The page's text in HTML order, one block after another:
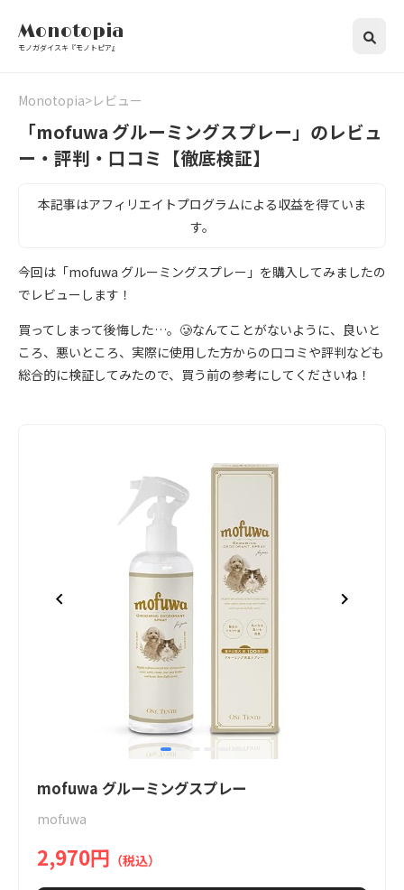
Monotopia
モノガダイスキ『モノトピア』
Monotopia レビュー
「mofuwa グルーミングスプレー」のレビュ
ー・評判・口コミ【徹底検証】
本記事はアフィリエイトプログラムによる収益を得ていま
す。
今回は「mofuwa グルーミングスプレー」を購入してみましたの
でレビューします！
買ってしまって後悔した…。🥲なんてことがないように、良いと
ころ、悪いところ、実際に使用した方からの口コミや評判なども
総合的に検証してみたので、買う前の参考にしてくださいね！
item item itemitemitemitem
1
6
mofuwa グルーミングスプレー
mofuwa
2,970円 （税込）